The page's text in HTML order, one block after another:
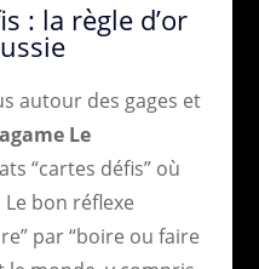
: la règle d’or
autour des gages et
Le
“cartes défis” où
bon réflexe
par “boire ou faire